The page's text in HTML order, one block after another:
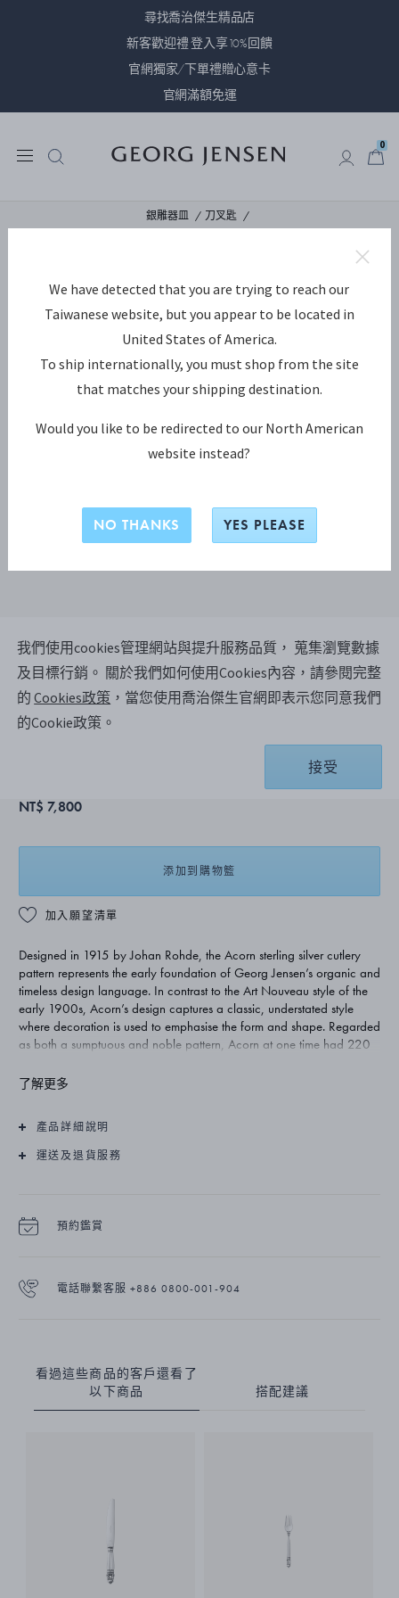
尋找喬治傑生精品店
新客歡迎禮 登入享10%回饋
官網獨家/下單禮贈心意卡
官網滿額免運
0
銀雕器皿 刀叉匙
ACORN 茶匙，小
純銀
NT$ 7,800
添加到購物籃
加入願望清單
Designed in 1915 by Johan Rohde, the Acorn sterling silver cutlery
pattern represents the early foundation of Georg Jensen’s organic and
timeless design language. In contrast to the Art Nouveau style of the
early 1900s, Acorn’s design captures a classic, understated style
where decoration is used to emphasise the form and shape. Regarded
as both a sumptuous and noble pattern, Acorn at one time had 220
remains one of Georg Jensen’s most exclusive silver cutlery patterns.
了解更多
產品詳細說明
運送及退貨服務
預約鑑賞
電話聯繫客服 +886 0800-001-904
看過這些商品的客戶還看了
以下商品
搭配建議
我們使用cookies管理網站與提升服務品質， 蒐集瀏覽數據
及目標行銷。 關於我們如何使用Cookies內容，請參閱完整
的Cookies政策 ，當您使用喬治傑生官網即表示您同意我們
的Cookie政策。
接受
We have detected that you are trying to reach our
Taiwanese website, but you appear to be located in
United States of America.
To ship internationally, you must shop from the site
that matches your shipping destination.
Would you like to be redirected to our North American
website instead?
NO THANKS YES PLEASE